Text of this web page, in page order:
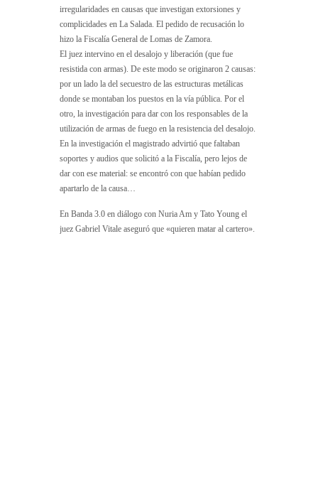
irregularidades en causas que investigan extorsiones y
complicidades en La Salada. El pedido de recusación lo
hizo la Fiscalía General de Lomas de Zamora.
El juez intervino en el desalojo y liberación (que fue
resistida con armas). De este modo se originaron 2 causas:
por un lado la del secuestro de las estructuras metálicas
donde se montaban los puestos en la vía pública. Por el
otro, la investigación para dar con los responsables de la
utilización de armas de fuego en la resistencia del desalojo.
En la investigación el magistrado advirtió que faltaban
soportes y audios que solicitó a la Fiscalía, pero lejos de
dar con ese material: se encontró con que habían pedido
apartarlo de la causa…
En Banda 3.0 en diálogo con Nuria Am y Tato Young el
juez Gabriel Vitale aseguró que «quieren matar al cartero».